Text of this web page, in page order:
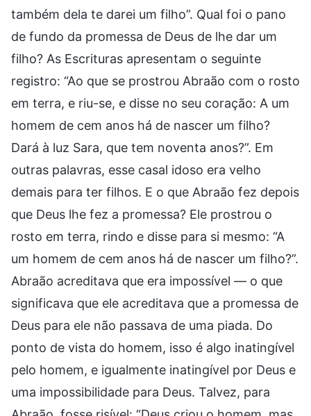
também dela te darei um filho”. Qual foi o pano
de fundo da promessa de Deus de lhe dar um
filho? As Escrituras apresentam o seguinte
registro: “Ao que se prostrou Abraão com o rosto
em terra, e riu-se, e disse no seu coração: A um
homem de cem anos há de nascer um filho?
Dará à luz Sara, que tem noventa anos?”. Em
outras palavras, esse casal idoso era velho
demais para ter filhos. E o que Abraão fez depois
que Deus lhe fez a promessa? Ele prostrou o
rosto em terra, rindo e disse para si mesmo: “A
um homem de cem anos há de nascer um filho?”.
Abraão acreditava que era impossível — o que
significava que ele acreditava que a promessa de
Deus para ele não passava de uma piada. Do
ponto de vista do homem, isso é algo inatingível
pelo homem, e igualmente inatingível por Deus e
uma impossibilidade para Deus. Talvez, para